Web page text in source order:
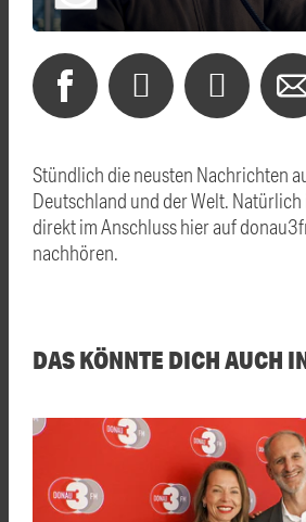
Stündlich die neusten Nachrichten
Deutschland und der Welt.
direkt im Anschluss hier auf
nachhören.
DAS KÖNNTE DICH AUCH